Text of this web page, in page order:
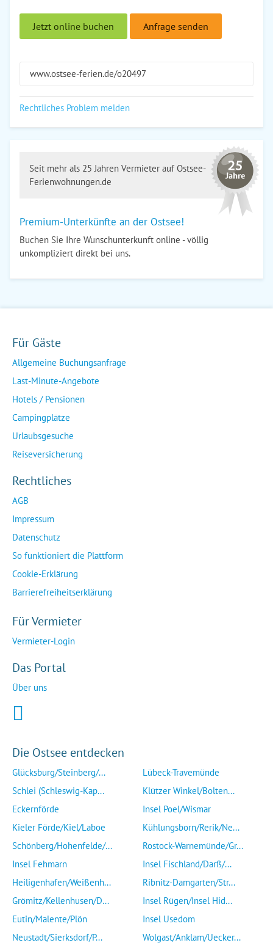
Jetzt online buchen Anfrage senden
www.ostsee-ferien.de/o20497
Rechtliches Problem melden
Seit mehr als 25 Jahren Vermieter auf Ostsee-
Ferienwohnungen.de
Premium-Unterkünfte an der Ostsee!
Buchen Sie Ihre Wunschunterkunft online - völlig
unkompliziert direkt bei uns.
Für Gäste
Allgemeine Buchungsanfrage
Last-Minute-Angebote
Hotels / Pensionen
Campingplätze
Urlaubsgesuche
Reiseversicherung
Rechtliches
AGB
Impressum
Datenschutz
So funktioniert die Plattform
Cookie-Erklärung
Barrierefreiheitserklärung
Für Vermieter
Vermieter-Login
Das Portal
Über uns
Die Ostsee entdecken
Glücksburg/Steinberg/...
Schlei (Schleswig-Kap...
Eckernförde
Kieler Förde/Kiel/Laboe
Schönberg/Hohenfelde/...
Insel Fehmarn
Heiligenhafen/Weißenh...
Grömitz/Kellenhusen/D...
Eutin/Malente/Plön
Neustadt/Sierksdorf/P...
Lübeck-Travemünde
Klützer Winkel/Bolten...
Insel Poel/Wismar
Kühlungsborn/Rerik/Ne...
Rostock-Warnemünde/Gr...
Insel Fischland/Darß/...
Ribnitz-Damgarten/Str...
Insel Rügen/Insel Hid...
Insel Usedom
Wolgast/Anklam/Uecker...